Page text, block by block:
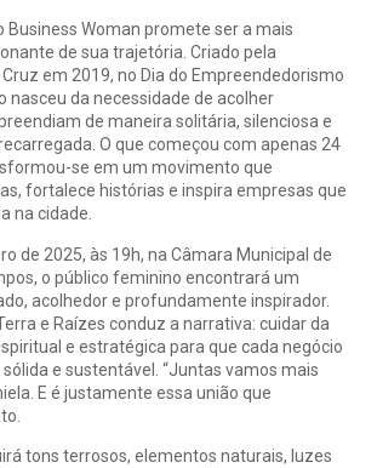
Business Woman promete ser a mais
de sua trajetória. Criado pela
em 2019, no Dia do Empreendedorismo
nasceu da necessidade de acolher
de maneira solitária, silenciosa e
O que começou com apenas 24
se em um movimento que
fortalece histórias e inspira empresas que
na cidade.
de 2025, às 19h, na Câmara Municipal de
o público feminino encontrará um
acolhedor e profundamente inspirador.
e Raízes conduz a narrativa: cuidar da
e estratégica para que cada negócio
e sustentável. “Juntas vamos mais
E é justamente essa união que
tons terrosos, elementos naturais, luzes